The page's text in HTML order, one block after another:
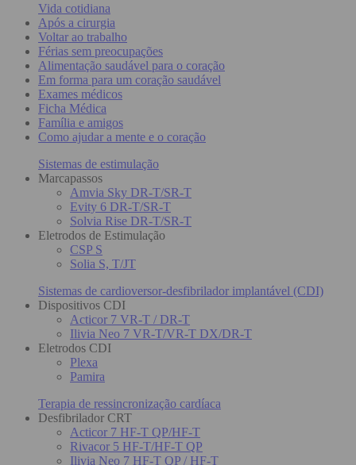
Vida cotidiana
Após a cirurgia
Voltar ao trabalho
Férias sem preocupações
Alimentação saudável para o coração
Em forma para um coração saudável
Exames médicos
Ficha Médica
Família e amigos
Como ajudar a mente e o coração
Sistemas de estimulação
Marcapassos
Amvia Sky DR-T/SR-T
Evity 6 DR-T/SR-T
Solvia Rise DR-T/SR-T
Eletrodos de Estimulação
CSP S
Solia S, T/JT
Sistemas de cardioversor-desfibrilador implantável (CDI)
Dispositivos CDI
Acticor 7 VR-T / DR-T
Ilivia Neo 7 VR-T/VR-T DX/DR-T
Eletrodos CDI
Plexa
Pamira
Terapia de ressincronização cardíaca
Desfibrilador CRT
Acticor 7 HF-T QP/HF-T
Rivacor 5 HF-T/HF-T QP
Ilivia Neo 7 HF-T QP / HF-T